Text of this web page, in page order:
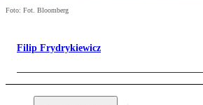
Foto: Fot. Bloomberg
Filip Frydrykiewicz